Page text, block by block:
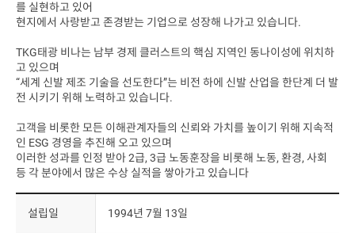
를 실현하고 있어
현지에서 사랑받고 존경받는 기업으로 성장해 나가고 있습니다.
TKG태광 비나는 남부 경제 클러스트의 핵심 지역인 동나이성에 위치하
고 있으며
“세계 신발 제조 기술을 선도한다”는 비전 하에 신발 산업을 한단계 더 발
전 시키기 위해 노력하고 있습니다.
고객을 비롯한 모든 이해관계자들의 신뢰와 가치를 높이기 위해 지속적
인 ESG 경영을 추진해 오고 있으며
이러한 성과를 인정 받아 2급, 3급 노동훈장을 비롯해 노동, 환경, 사회
등 각 분야에서 많은 수상 실적을 쌓아가고 있습니다
설립일 1994년 7월 13일